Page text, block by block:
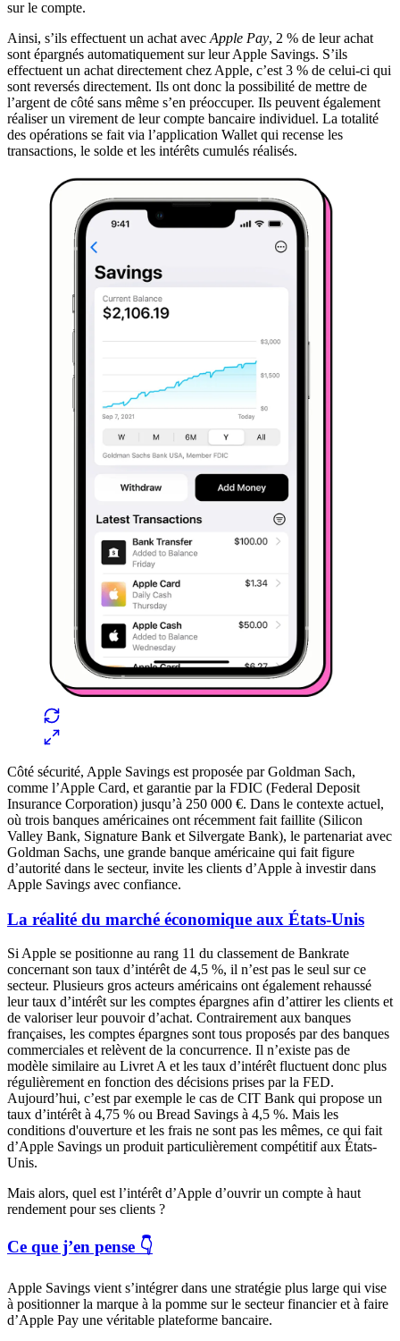
sur le compte.
Ainsi, s’ils effectuent un achat avec Apple Pay, 2 % de leur achat
sont épargnés automatiquement sur leur Apple Savings. S’ils
effectuent un achat directement chez Apple, c’est 3 % de celui-ci qui
sont reversés directement. Ils ont donc la possibilité de mettre de
l’argent de côté sans même s’en préoccuper. Ils peuvent également
réaliser un virement de leur compte bancaire individuel. La totalité
des opérations se fait via l’application Wallet qui recense les
transactions, le solde et les intérêts cumulés réalisés.
Côté sécurité, Apple Savings est proposée par Goldman Sach,
comme l’Apple Card, et garantie par la FDIC (Federal Deposit
Insurance Corporation) jusqu’à 250 000 €. Dans le contexte actuel,
où trois banques américaines ont récemment fait faillite (Silicon
Valley Bank, Signature Bank et Silvergate Bank), le partenariat avec
Goldman Sachs, une grande banque américaine qui fait figure
d’autorité dans le secteur, invite les clients d’Apple à investir dans
Apple Savings avec confiance.
La réalité du marché économique aux États-Unis
Si Apple se positionne au rang 11 du classement de Bankrate
concernant son taux d’intérêt de 4,5 %, il n’est pas le seul sur ce
secteur. Plusieurs gros acteurs américains ont également rehaussé
leur taux d’intérêt sur les comptes épargnes afin d’attirer les clients et
de valoriser leur pouvoir d’achat. Contrairement aux banques
françaises, les comptes épargnes sont tous proposés par des banques
commerciales et relèvent de la concurrence. Il n’existe pas de
modèle similaire au Livret A et les taux d’intérêt fluctuent donc plus
régulièrement en fonction des décisions prises par la FED.
Aujourd’hui, c’est par exemple le cas de CIT Bank qui propose un
taux d’intérêt à 4,75 % ou Bread Savings à 4,5 %. Mais les
conditions d'ouverture et les frais ne sont pas les mêmes, ce qui fait
d’Apple Savings un produit particulièrement compétitif aux États-
Unis.
Mais alors, quel est l’intérêt d’Apple d’ouvrir un compte à haut
rendement pour ses clients ?
Ce que j’en pense 👇
Apple Savings vient s’intégrer dans une stratégie plus large qui vise
à positionner la marque à la pomme sur le secteur financier et à faire
d’Apple Pay une véritable plateforme bancaire.